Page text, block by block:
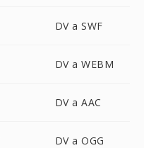
DV a SWF
DV a WEBM
DV a AAC
DV a OGG